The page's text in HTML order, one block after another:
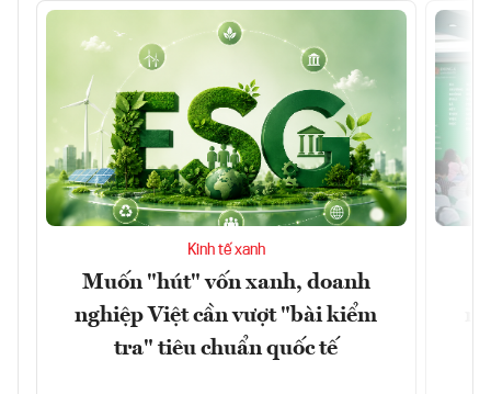
Kinh tế xanh
Muốn "hút" vốn xanh, doanh
nghiệp Việt cần vượt "bài kiểm
tra" tiêu chuẩn quốc tế